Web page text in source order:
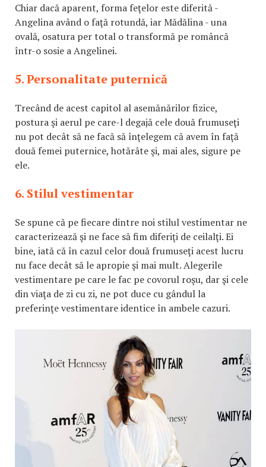
Chiar dacă aparent, forma feţelor este diferită -
Angelina având o faţă rotundă, iar Mădălina - una
ovală, osatura per total o transformă pe româncă
într-o sosie a Angelinei.
5. Personalitate puternică
Trecând de acest capitol al asemănărilor fizice,
postura şi aerul pe care-l degajă cele două frumuseţi
nu pot decât să ne facă să înţelegem că avem în faţă
două femei puternice, hotărâte şi, mai ales, sigure pe
ele.
6. Stilul vestimentar
Se spune că pe fiecare dintre noi stilul vestimentar ne
caracterizează şi ne face să fim diferiţi de ceilalţi. Ei
bine, iată că în cazul celor două frumuseţi acest lucru
nu face decât să le apropie şi mai mult. Alegerile
vestimentare pe care le fac pe covorul roşu, dar şi cele
din viaţa de zi cu zi, ne pot duce cu gândul la
preferinţe vestimentare identice în ambele cazuri.